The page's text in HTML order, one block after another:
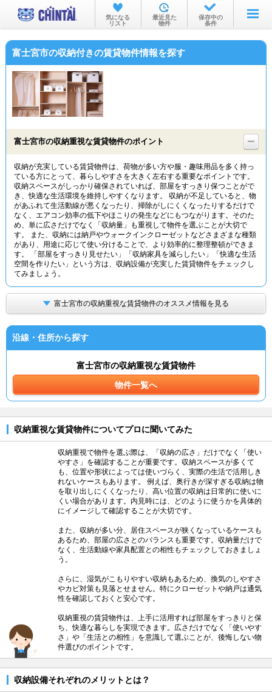
お部屋を探す
沿線・駅から
物件特集から
TOP
気になる
リスト
最近見た
物件
保存中の
条件
富士宮市の収納付きの賃貸物件情報を探す
富士宮市の収納重視な賃貸物件のポイント
収納が充実している賃貸物件は、荷物が多い方や服・趣味用品を多く持っ
ている方にとって、暮らしやすさを大きく左右する重要なポイントです。
収納スペースがしっかり確保されていれば、部屋をすっきり保つことがで
き、快適な生活環境を維持しやすくなります。 収納が不足していると、物
があふれて生活動線が悪くなったり、掃除がしにくくなったりするだけで
なく、エアコン効率の低下やほこりの発生などにもつながります。そのた
め、単に広さだけでなく「収納量」も重視して物件を選ぶことが大切で
す。 また、収納には納戸やウォークインクローゼットなどさまざまな種類
があり、用途に応じて使い分けることで、より効率的に整理整頓ができま
す。 「部屋をすっきり見せたい」「収納家具を減らしたい」「快適な生活
空間を作りたい」という方は、収納設備が充実した賃貸物件をチェックし
てみましょう。
富士宮市の収納重視な賃貸物件のオススメ情報を見る
沿線・住所から探す
富士宮市の収納重視な賃貸物件
物件一覧へ
収納重視な賃貸物件についてプロに聞いてみた
収納重視で物件を選ぶ際は、「収納の広さ」だけでなく「使い
やすさ」を確認することが重要です。収納スペースが多くて
も、位置や形状によっては使いづらく、実際の生活で活用しき
れないケースもあります。 例えば、奥行きが深すぎる収納は物
を取り出しにくくなったり、高い位置の収納は日常的に使いに
くい場合があります。内見時には、どのように使うかを具体的
にイメージして確認することが大切です。
また、収納が多い分、居住スペースが狭くなっているケースも
あるため、部屋の広さとのバランスも重要です。収納量だけで
なく、生活動線や家具配置との相性もチェックしておきましょ
う。
さらに、湿気がこもりやすい収納もあるため、換気のしやすさ
やカビ対策も見落とせません。特にクローゼットや納戸は通気
性を確認しておくと安心です。
収納重視の賃貸物件は、上手に活用すれば部屋をすっきりと保
ち、快適な暮らしを実現できます。広さだけでなく「使いやす
さ」や「生活との相性」を意識して選ぶことが、後悔しない物
件選びのポイントです。
収納設備それぞれのメリットとは？